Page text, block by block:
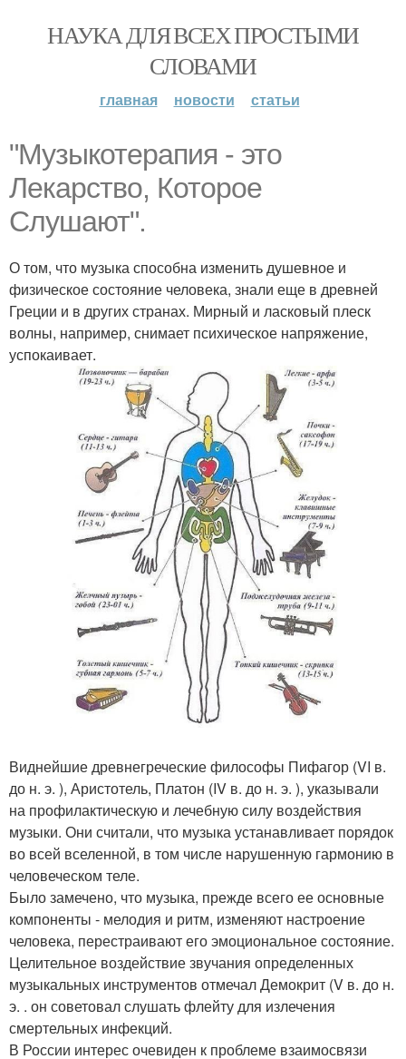
НАУКА ДЛЯ ВСЕХ ПРОСТЫМИ
СЛОВАМИ
главная новости статьи
"Музыкотерапия - это
Лекарство, Которое
Слушают".
О том, что музыка способна изменить душевное и
физическое состояние человека, знали еще в древней
Греции и в других странах. Мирный и ласковый плеск
волны, например, снимает психическое напряжение,
успокаивает.
Виднейшие древнегреческие философы Пифагор (VI в.
до н. э. ), Аристотель, Платон (IV в. до н. э. ), указывали
на профилактическую и лечебную силу воздействия
музыки. Они считали, что музыка устанавливает порядок
во всей вселенной, в том числе нарушенную гармонию в
человеческом теле.
Было замечено, что музыка, прежде всего ее основные
компоненты - мелодия и ритм, изменяют настроение
человека, перестраивают его эмоциональное состояние.
Целительное воздействие звучания определенных
музыкальных инструментов отмечал Демокрит (V в. до н.
э. . он советовал слушать флейту для излечения
смертельных инфекций.
В России интерес очевиден к проблеме взаимосвязи